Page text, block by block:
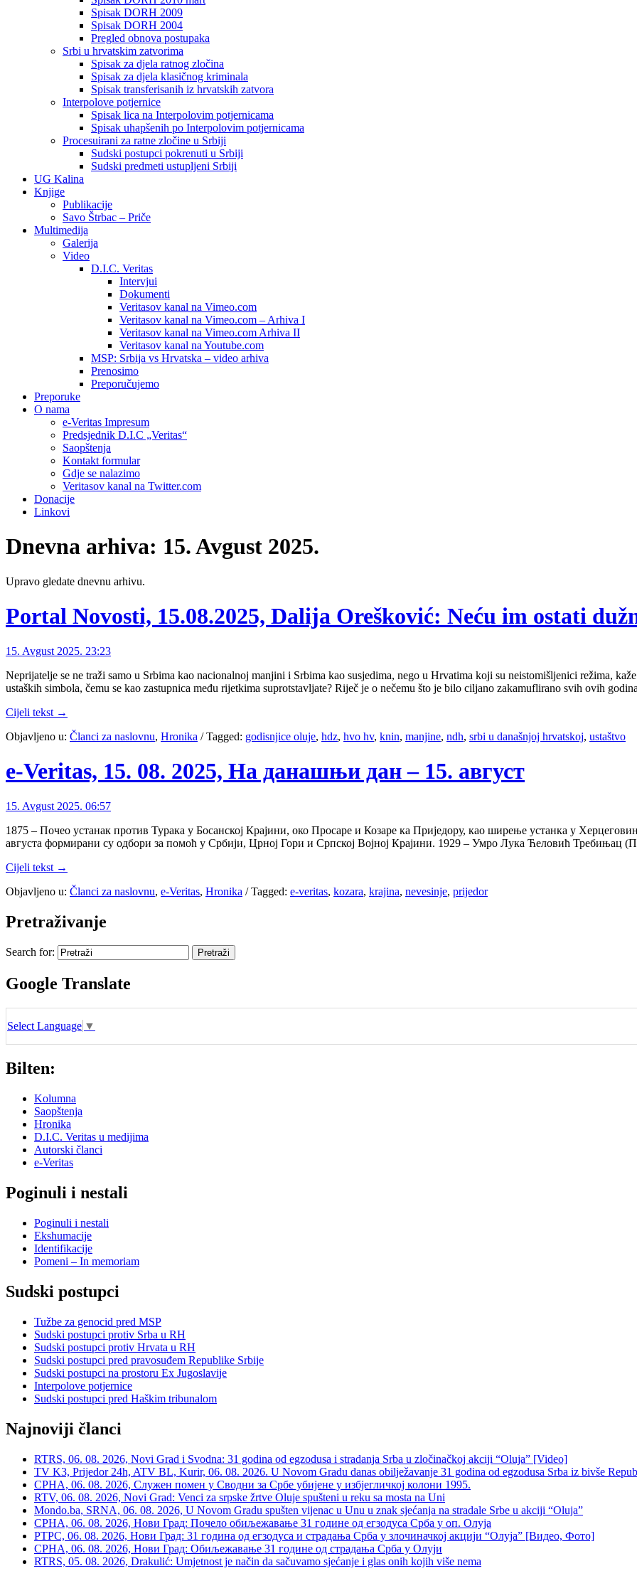
Spisak DORH 2009
Spisak DORH 2004
Pregled obnova postupaka
Srbi u hrvatskim zatvorima
Spisak za djela ratnog zločina
Spisak za djela klasičnog kriminala
Spisak transferisanih iz hrvatskih zatvora
Interpolove potjernice
Spisak lica na Interpolovim potjernicama
Spisak uhapšenih po Interpolovim potjernicama
Procesuirani za ratne zločine u Srbiji
Sudski postupci pokrenuti u Srbiji
Sudski predmeti ustupljeni Srbiji
UG Kalina
Knjige
Publikacije
Savo Štrbac – Priče
Multimedija
Galerija
Video
D.I.C. Veritas
Intervjui
Dokumenti
Veritasov kanal na Vimeo.com
Veritasov kanal na Vimeo.com – Arhiva I
Veritasov kanal na Vimeo.com Arhiva II
Veritasov kanal na Youtube.com
MSP: Srbija vs Hrvatska – video arhiva
Prenosimo
Preporučujemo
Preporuke
O nama
e-Veritas Impresum
Predsjednik D.I.C „Veritas“
Saopštenja
Kontakt formular
Gdje se nalazimo
Veritasov kanal na Twitter.com
Donacije
Linkovi
Dnevna arhiva: 15. Avgust 2025.
Upravo gledate dnevnu arhivu.
Portal Novosti, 15.08.2025, Dalija Orešković: Neću im ostati
15. Avgust 2025. 23:23
Neprijatelje se ne traži samo u Srbima kao nacionalnoj manjini i Srbima kao susjedima, nego u Hrvatima koji su neistomišljenici režima,
ustaških simbola, čemu se kao zastupnica među rijetkima suprotstavljate? Riječ je o nečemu što je bilo ciljano zakamuflirano svih ovih
Cijeli tekst →
Objavljeno u: Članci za naslovnu, Hronika /Tagged: godisnjice oluje, hdz, hvo hv, knin, manjine, ndh, srbi u današnjoj hrvatskoj, ustaštvo
e-Veritas, 15. 08. 2025, На данашњи дан – 15. август
15. Avgust 2025. 06:57
1875 – Почео устанак против Турака у Босанској Крајини, око Просаре и Козаре ка Приједору, као ширење устанка у
августа формирани су одбори за помоћ у Србији, Црној Гори и Српској Војној Крајини. 1929 – Умро Лука Ћеловић Требињац
Cijeli tekst →
Objavljeno u: Članci za naslovnu, e-Veritas, Hronika /Tagged: e-veritas, kozara, krajina, nevesinje, prijedor
Pretraživanje
Search for:
Google Translate
Select Language ▼
Bilten:
Kolumna
Saopštenja
Hronika
D.I.C. Veritas u medijima
Autorski članci
e-Veritas
Poginuli i nestali
Poginuli i nestali
Ekshumacije
Identifikacije
Pomeni – In memoriam
Sudski postupci
Tužbe za genocid pred MSP
Sudski postupci protiv Srba u RH
Sudski postupci protiv Hrvata u RH
Sudski postupci pred pravosuđem Republike Srbije
Sudski postupci na prostoru Ex Jugoslavije
Interpolove potjernice
Sudski postupci pred Haškim tribunalom
Najnoviji članci
RTRS, 06. 08. 2026, Novi Grad i Svodna: 31 godina od egzodusa i stradanja Srba u zločinačkoj akciji “Oluja” [Video]
TV K3, Prijedor 24h, ATV BL, Kurir, 06. 08. 2026. U Novom Gradu danas obilježavanje 31 godina od egzodusa Srba iz bivše
СРНА, 06. 08. 2026, Служен помен у Сводни за Србе убијене у избјегличкој колони 1995.
RTV, 06. 08. 2026, Novi Grad: Venci za srpske žrtve Oluje spušteni u reku sa mosta na Uni
Mondo.ba, SRNA, 06. 08. 2026, U Novom Gradu spušten vijenac u Unu u znak sjećanja na stradale Srbe u akciji “Oluja”
СРНА, 06. 08. 2026, Нови Град: Почело обиљежавање 31 године од егзодуса Срба у оп. Олуја
РТРС, 06. 08. 2026, Нови Град: 31 година од егзодуса и страдања Срба у злочиначкој акцији “Олуја” [Видео, Фото]
СРНА, 06. 08. 2026, Нови Град: Обиљежавање 31 године од страдања Срба у Олуји
RTRS, 05. 08. 2026, Drakulić: Umjetnost je način da sačuvamo sjećanje i glas onih kojih više nema